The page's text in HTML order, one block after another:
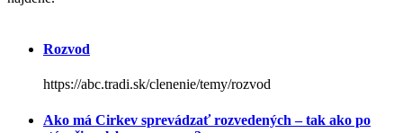
Rozvod
https://abc.tradi.sk/clenenie/temy/rozvod
Ako má Cirkev sprevádzať rozvedených – tak ako po